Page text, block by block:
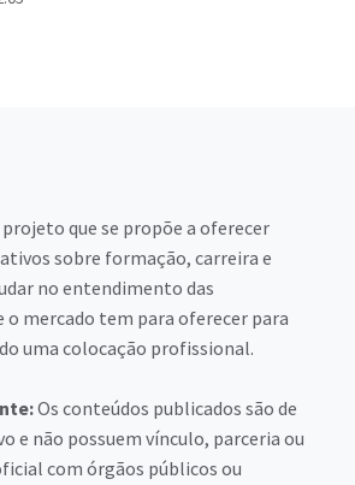
projeto que se propõe a oferecer
sobre formação, carreira e
no entendimento das
o mercado tem para oferecer para
uma colocação profissional.
Os conteúdos publicados são de
e não possuem vínculo, parceria ou
com órgãos públicos ou